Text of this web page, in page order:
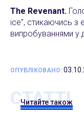
The Revenant.
ice”, стикаючись
випробуваннями у
ОПУБЛІКОВАНО:
СТАТТІ
Читайте також